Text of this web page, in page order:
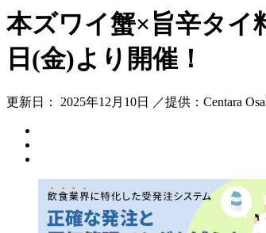
本ズワイ蟹×旨辛タイ
日(金)より開催！
更新日： 2025年12月10日 ／提供：Centara